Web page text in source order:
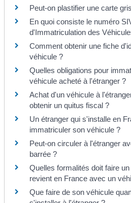
Peut-on plastifier une carte
En quoi consiste le numéro
d'Immatriculation des
Comment obtenir une fiche
véhicule ?
Quelles obligations pour
véhicule acheté à l'étranger ?
Achat d'un véhicule à
obtenir un quitus fiscal ?
Un étranger qui s'installe en
immatriculer son véhicule ?
Peut-on circuler à l'étranger
barrée ?
Quelles formalités doit faire
revient en France avec un
Que faire de son véhicule